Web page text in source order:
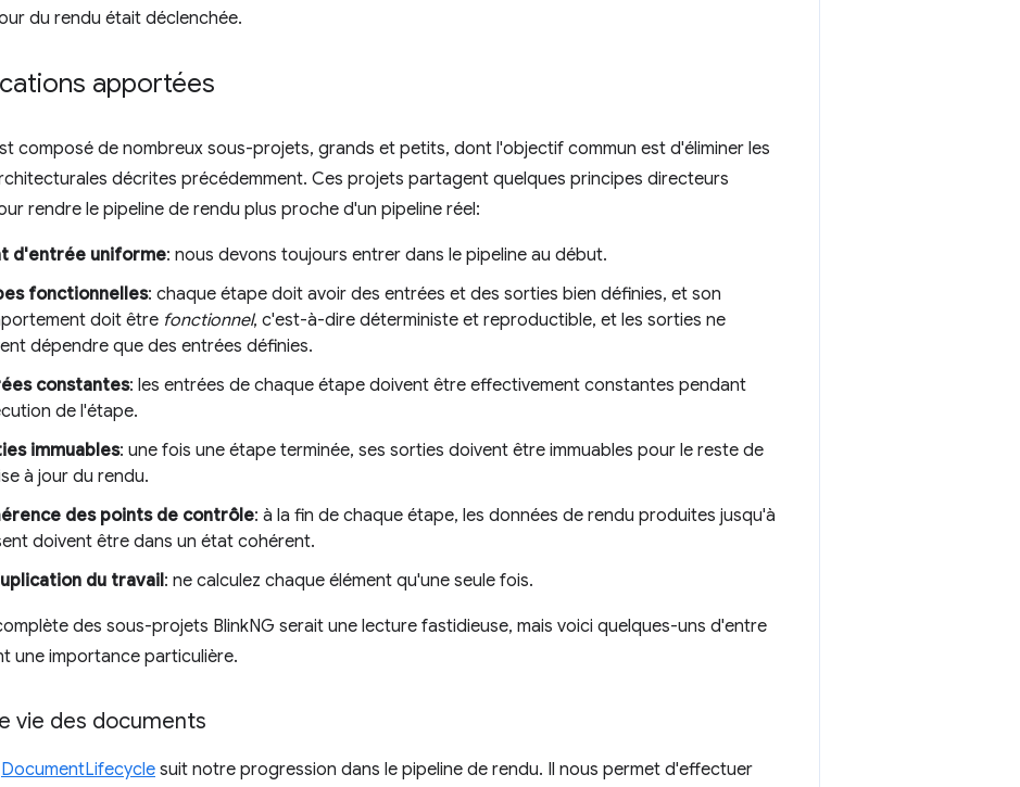
du rendu était déclenchée.
apportées
composé de nombreux sous-projets, grands et petits, dont l'objectif commun est d'éliminer les
décrites précédemment. Ces projets partagent quelques principes directeurs
rendre le pipeline de rendu plus proche d'un pipeline réel:
d'entrée uniforme: nous devons toujours entrer dans le pipeline au début.
fonctionnelles: chaque étape doit avoir des entrées et des sorties bien définies, et son
doit être fonctionnel, c'est-à-dire déterministe et reproductible, et les sorties ne
dépendre que des entrées définies.
constantes: les entrées de chaque étape doivent être effectivement constantes pendant
de l'étape.
immuables: une fois une étape terminée, ses sorties doivent être immuables pour le reste de
à jour du rendu.
des points de contrôle: à la fin de chaque étape, les données de rendu produites jusqu'à
doivent être dans un état cohérent.
du travail: ne calculez chaque élément qu'une seule fois.
des sous-projets BlinkNG serait une lecture fastidieuse, mais voici quelques-uns d'entre
une importance particulière.
vie des documents
DocumentLifecycle suit notre progression dans le pipeline de rendu. Il nous permet d'effectuer